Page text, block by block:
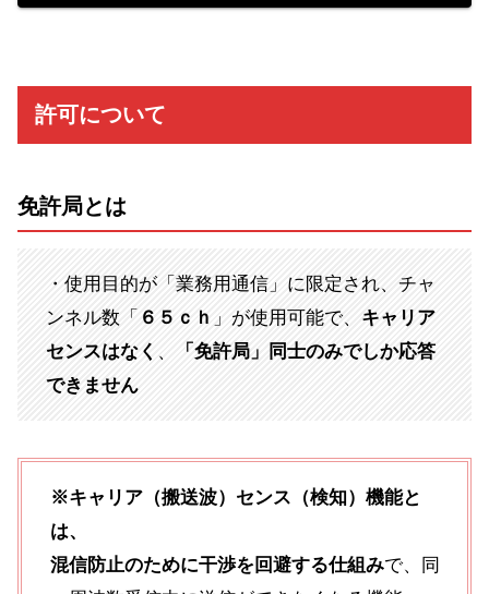
許可について
免許局とは
・使用目的が「業務用通信」に限定され、チャ
ンネル数「 ６５ｃｈ 」が使用可能で、 キャリア
センスはなく 、
「免許局」同士のみでしか応答
できません
※キャリア（搬送波）センス（検知）機能と
は、
混信防止のために干渉を回避する仕組みで、同